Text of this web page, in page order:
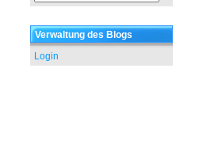
Verwaltung des Blogs
Login